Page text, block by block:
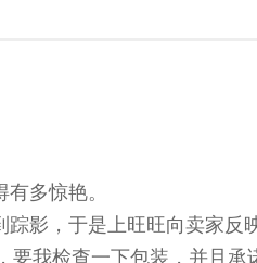
多惊艳。
影，于是上旺旺向卖家反映
要我检查一下包装，并且承